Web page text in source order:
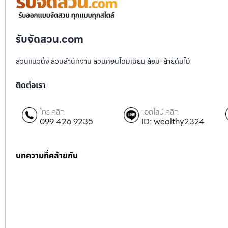
รับจัดสวน.com
สวนแนวตั้ง สวนสำนักงาน สวนคอนโดมิเนียม ล้อม-ย้ายต้นไม้
ติดต่อเรา
โทร คลิก
099 426 9235
แอดไลน์ คลิก
ID: wealthy2324
บทความที่คล้ายกัน